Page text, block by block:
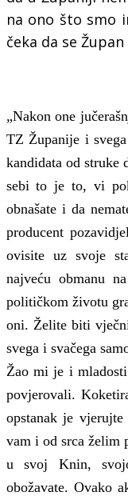
na ono što smo
čeka da se Župan
„Nakon one
TZ Županije i
kandidata od struke
sebi to je to, vi
obnašate i da
producent
ovisite uz svoje
najveću obmanu
političkom životu
oni. Želite biti
svega i svačega
Žao mi je i
povjerovali.
opstanak je
vam i od srca želim
u svoj Knin,
obožavate. Ovako